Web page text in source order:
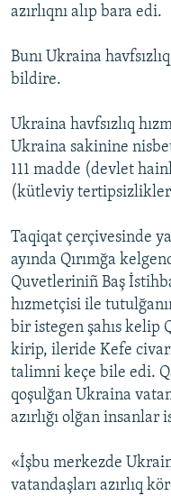
azırlıqnı alıp bara edi.
Bunı Ukraina
bildire.
Ukraina havfsızlıq
Ukraina sakinine
111 madde (devlet
(kütleviy
Taqiqat çerçivesinde
ayında Qırımğa
Quvetleriniñ Baş
hızmetçisi ile
bir istegen şahıs kelip
kirip, ileride Kefe
talimni keçe bile edi.
qoşulğan Ukraina
azırlığı olğan insanlar
«İşbu merkezde
vatandaşları azırlıq